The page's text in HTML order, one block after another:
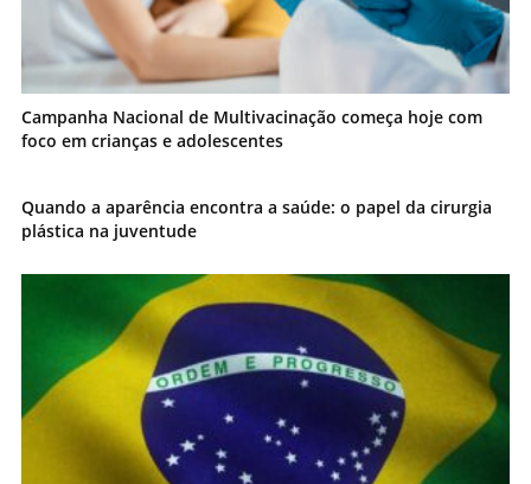
Campanha Nacional de Multivacinação começa hoje com
foco em crianças e adolescentes
Quando a aparência encontra a saúde: o papel da cirurgia
plástica na juventude